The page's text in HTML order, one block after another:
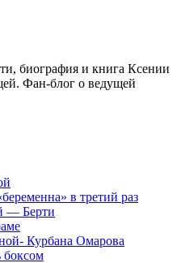
биография и книга Ксении
Фан-блог о ведущей
в третий раз
— Берти
Курбана Омарова
боксом